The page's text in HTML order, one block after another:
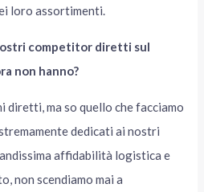
loro assortimenti.
competitor diretti sul
non hanno?
diretti, ma so quello che facciamo
dedicati ai nostri
affidabilità logistica e
non scendiamo mai a